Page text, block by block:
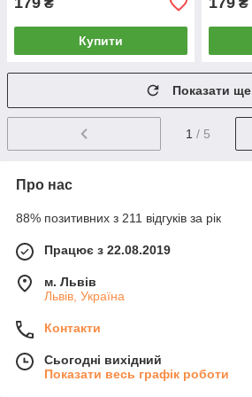
₴
Купити
₴
Показати ще
1 / 5
Про нас
88% позитивних з 211 відгуків за рік
Працює з 22.08.2019
м. Львів
Львів, Україна
Контакти
Сьогодні вихідний
Показати весь графік роботи